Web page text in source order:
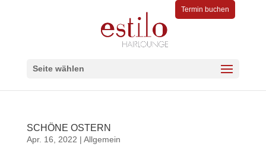
Termin buchen
Seite wählen
SCHÖNE OSTERN
Apr. 16, 2022 | Allgemein